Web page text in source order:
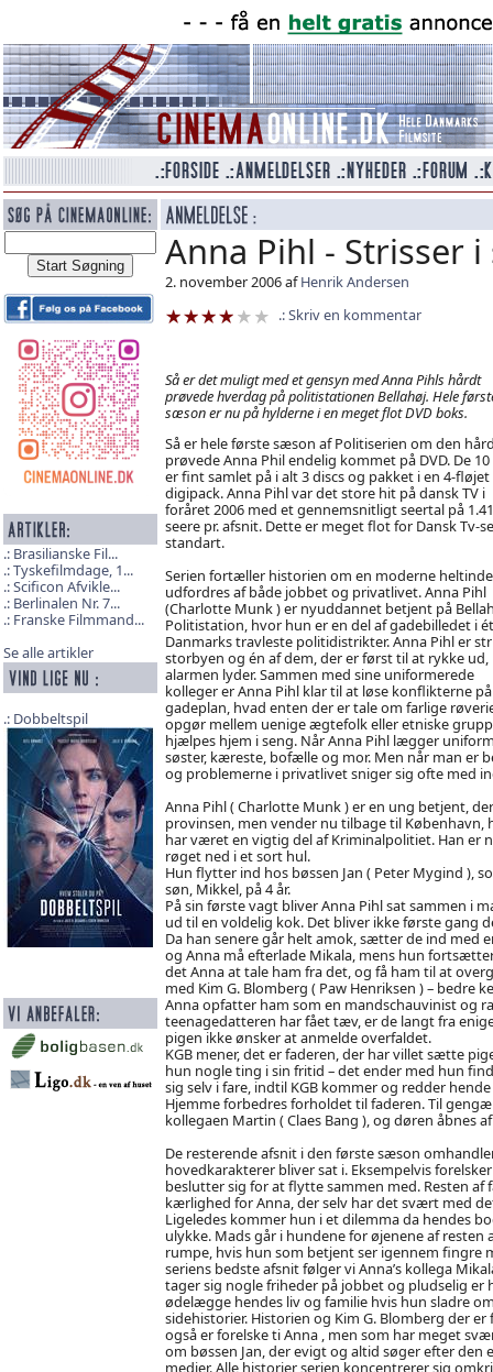
Brasilianske Fil...
Tyskefilmdage, 1...
Scificon Afvikle...
Berlinalen Nr. 7...
Franske Filmmand...
Se alle artikler
Dobbeltspil
Anna Pihl - Strisser
2. november 2006 afHenrik Andersen
Skriv en kommentar
Så er det muligt med et gensyn med Anna Pihls hårdt
prøvede hverdag på politistationen Bellahøj. Hele
sæson er nu på hylderne i en meget flot DVD boks.
Så er hele første sæson af Politiserien om den
prøvede Anna Phil endelig kommet på DVD. De
er fint samlet på i alt 3 discs og pakket i en 4-fløjet
digipack. Anna Pihl var det store hit på dansk TV i
foråret 2006 med et gennemsnitligt seertal på
seere pr. afsnit. Dette er meget flot for Dansk Tv-
standart.
Serien fortæller historien om en moderne
udfordres af både jobbet og privatlivet. Anna Pihl
(Charlotte Munk ) er nyuddannet betjent på
Politistation, hvor hun er en del af gadebilledet i
Danmarks travleste politidistrikter. Anna Pihl er
storbyen og én af dem, der er først til at rykke ud,
alarmen lyder. Sammen med sine uniformerede
kolleger er Anna Pihl klar til at løse konflikterne på
gadeplan, hvad enten der er tale om farlige
opgør mellem uenige ægtefolk eller etniske
hjælpes hjem i seng. Når Anna Pihl lægger
søster, kæreste, bofælle og mor. Men når man er
og problemerne i privatlivet sniger sig ofte med
Anna Pihl ( Charlotte Munk ) er en ung betjent,
provinsen, men vender nu tilbage til
har været en vigtig del af Kriminalpolitiet. Han er
røget ned i et sort hul.
Hun flytter ind hos bøssen Jan ( Peter Mygind ),
søn, Mikkel, på 4 år.
På sin første vagt bliver Anna Pihl sat sammen i
ud til en voldelig kok. Det bliver ikke første gang
Da han senere går helt amok, sætter de ind med
og Anna må efterlade Mikala, mens hun
det Anna at tale ham fra det, og få ham til at
med Kim G. Blomberg ( Paw Henriksen ) – bedre
Anna opfatter ham som en mandschauvinist og
teenagedatteren har fået tæv, er de langt fra
pigen ikke ønsker at anmelde overfaldet.
KGB mener, det er faderen, der har villet sætte
hun nogle ting i sin fritid – det ender med hun
sig selv i fare, indtil KGB kommer og redder
Hjemme forbedres forholdet til faderen. Til
kollegaen Martin ( Claes Bang ), og døren åbnes
De resterende afsnit i den første sæson
hovedkarakterer bliver sat i. Eksempelvis
beslutter sig for at flytte sammen med. Resten
kærlighed for Anna, der selv har det svært med
Ligeledes kommer hun i et dilemma da hendes
ulykke. Mads går i hundene for øjenene af
rumpe, hvis hun som betjent ser igennem fingre
seriens bedste afsnit følger vi Anna’s kollega
tager sig nogle friheder på jobbet og pludselig
ødelægge hendes liv og familie hvis hun sladre
sidehistorier. Historien og Kim G. Blomberg der
også er forelske ti Anna , men som har meget
om bøssen Jan, der evigt og altid søger efter
medier. Alle historier serien koncentrerer sig